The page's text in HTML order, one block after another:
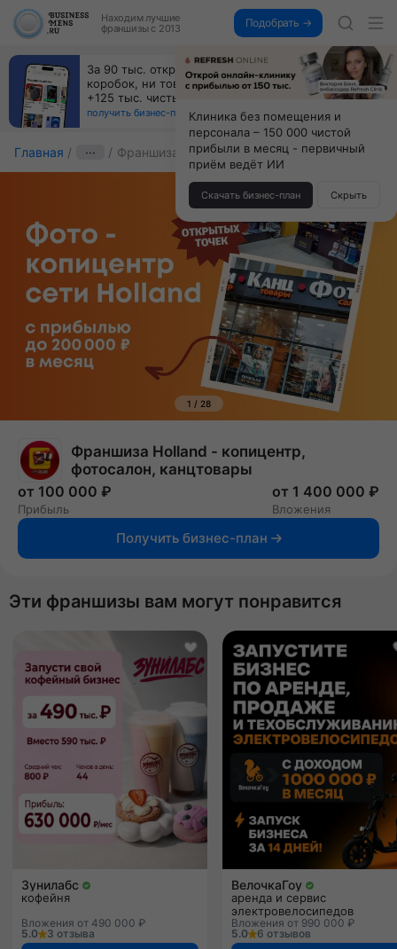
Находим лучшие
франшизы с 2013
Подобрать →
За 90 тыс. открой магазин на Авито, дома ни
коробок, ни товара, ни склада, зато каждый месяц
+125 тыс. чистыми
получить бизнес-план ↓
Главная ··· Франшиза Holland
1 / 28
Франшиза Holland - копицентр,
фотосалон, канцтовары
от 100 000 ₽
Прибыль
от 1 400 000 ₽
Вложения
Получить бизнес-план
Эти франшизы вам могут понравится
Зунилабс
кофейня
Вложения от 490 000 ₽
5.0
3 отзыва
ВелочкаГоу
аренда и сервис
электровелосипедов
Вложения от 990 000 ₽
5.0
6 отзывов
Клиника без помещения и
персонала – 150 000 чистой
прибыли в месяц - первичный
приём ведёт ИИ
Скачать бизнес-план Скрыть